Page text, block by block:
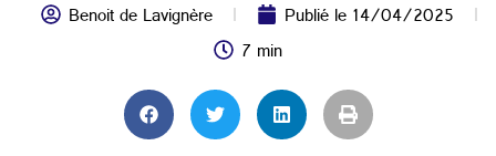
Benoit de Lavignère Publié le14/04/2025
7 min